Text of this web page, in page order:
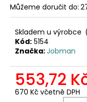
Můžeme doručit do:
Skladem u výrobce
Kód: 5154
Značka:Jobman
553,72
670 Kč včetně DPH
D
o